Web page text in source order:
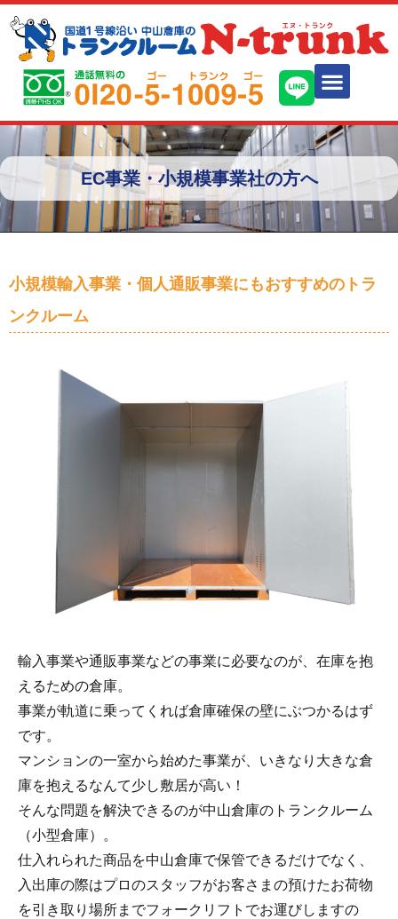
EC事業・小規模事業社の方へ
小規模輸入事業・個人通販事業にもおすすめのトラ
ンクルーム
輸入事業や通販事業などの事業に必要なのが、在庫を抱
えるための倉庫。
事業が軌道に乗ってくれば倉庫確保の壁にぶつかるはず
です。
マンションの一室から始めた事業が、いきなり大きな倉
庫を抱えるなんて少し敷居が高い！
そんな問題を解決できるのが中山倉庫のトランクルーム
（小型倉庫）。
仕入れられた商品を中山倉庫で保管できるだけでなく、
入出庫の際はプロのスタッフがお客さまの預けたお荷物
を引き取り場所までフォークリフトでお運びしますの